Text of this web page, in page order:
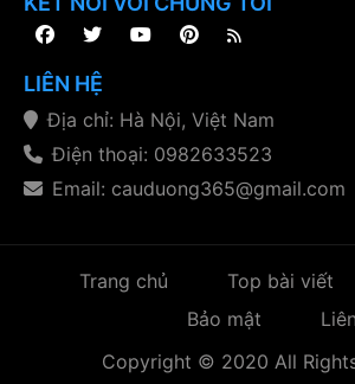
LIÊN HỆ
Địa chỉ: Hà Nội, Việt Nam
Điện thoại: 0982633523
Email: cauduong365@gmail.com
Trang chủ Top bài viết
Bảo mật
Copyright © 2020 All